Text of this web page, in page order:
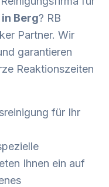
Berg? RB
Partner. Wir
garantieren
Reaktionszeiten
für Ihr
Ihnen ein auf